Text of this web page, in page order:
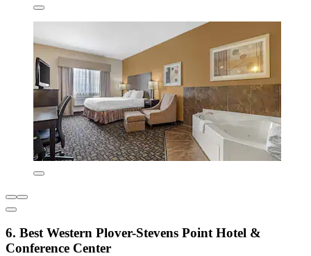
6. Best Western Plover-Stevens Point Hotel &
Conference Center